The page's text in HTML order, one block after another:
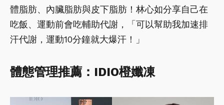
體脂肪、內臟脂肪與皮下脂肪！林心如分享自己在
吃飯、運動前會吃輔助代謝，「可以幫助我加速排
汗代謝，運動10分鐘就大爆汗！」
體態管理推薦：IDIO橙孅凍